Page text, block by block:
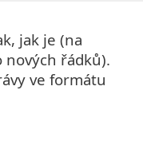
jak je (na
nových řádků).
ve formátu